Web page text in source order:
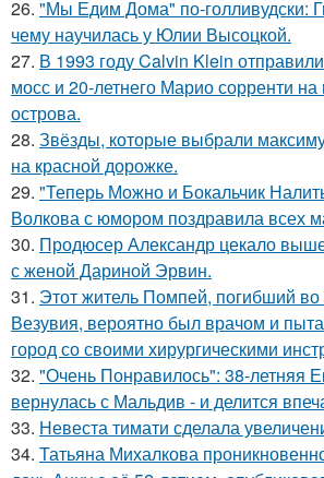
26. "Мы Едим Дома" по-голливудски:
чему научилась у Юлии Высоцкой.
27. В 1993 году Calvin Klein
мосс и 20-летнего Марио сорренти на
острова.
28. Звёзды, которые выбрали
на красной дорожке.
29. "Теперь Можно и Бокальчик
Волкова с юмором поздравила всех
30. Продюсер Александр цекало
с женой Дариной Эрвин.
31. Этот житель Помпей, погибший
Везувия, вероятно был врачом и
город со своими хирургическими
32. "Очень Понравилось": 38-летняя
вернулась с Мальдив - и делится
33. Невеста тимати сделала
34. Татьяна Михалкова